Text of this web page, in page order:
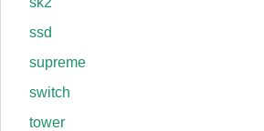
ssd
supreme
switch
tower